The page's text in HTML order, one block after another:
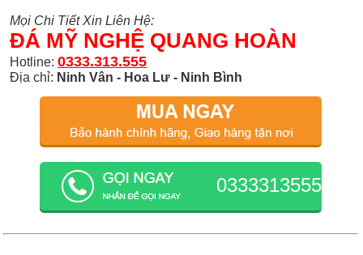
Mọi Chi Tiết Xin Liên Hệ:
ĐÁ MỸ NGHỆ QUANG HOÀN
Hotline: 0333.313.555
Địa chỉ: Ninh Vân - Hoa Lư - Ninh Bình
0333313555